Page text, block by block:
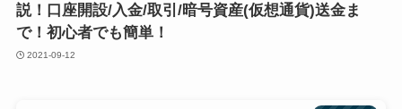
説！口座開設/入金/取引/暗号資産(仮想通貨)送金ま
で！初心者でも簡単！
2021-09-12